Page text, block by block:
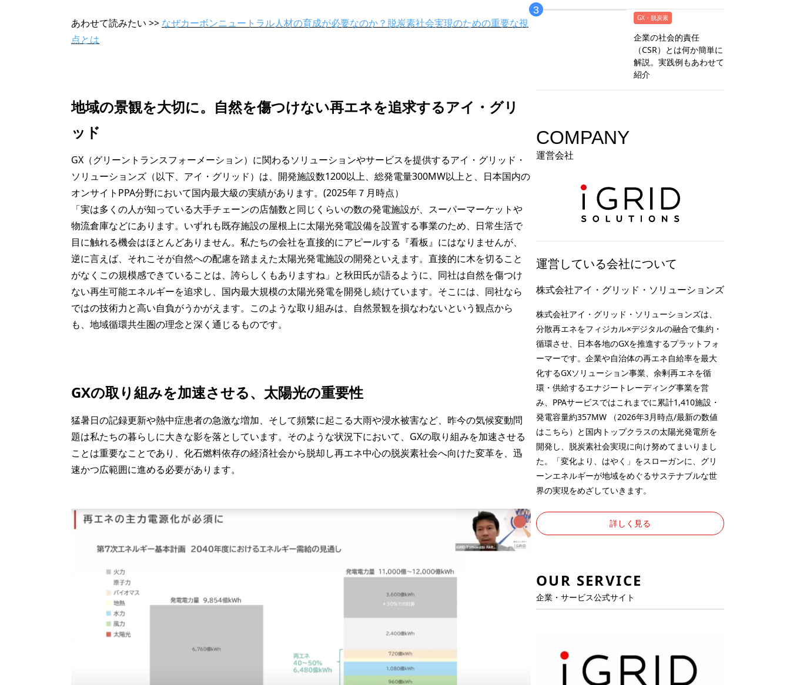
あわせて読みたい >> なぜカーボンニュートラル人材の育成が必要なのか？脱炭素社会実現のための重要な視
点とは
地域の景観を大切に。自然を傷つけない再エネを追求するアイ・グリ
ッド
GX（グリーントランスフォーメーション）に関わるソリューションやサービスを提供するアイ・グリッド・
ソリューションズ（以下、アイ・グリッド）は、開発施設数1200以上、総発電量300MW以上と、日本国内の
オンサイトPPA分野において国内最大級の実績があります。(2025年７月時点）
「実は多くの人が知っている大手チェーンの店舗数と同じくらいの数の発電施設が、スーパーマーケットや
物流倉庫などにあります。いずれも既存施設の屋根上に太陽光発電設備を設置する事業のため、日常生活で
目に触れる機会はほとんどありません。私たちの会社を直接的にアピールする『看板』にはなりませんが、
逆に言えば、それこそが自然への配慮を踏まえた太陽光発電施設の開発といえます。直接的に木を切ること
がなくこの規模感できていることは、誇らしくもありますね」と秋田氏が語るように、同社は自然を傷つけ
ない再生可能エネルギーを追求し、国内最大規模の太陽光発電を開発し続けています。そこには、同社なら
ではの技術力と高い自負がうかがえます。このような取り組みは、自然景観を損なわないという観点から
も、地域循環共生圏の理念と深く通じるものです。
GXの取り組みを加速させる、太陽光の重要性
猛暑日の記録更新や熱中症患者の急激な増加、そして頻繁に起こる大雨や浸水被害など、昨今の気候変動問
題は私たちの暮らしに大きな影を落としています。そのような状況下において、GXの取り組みを加速させる
ことは重要なことであり、化石燃料依存の経済社会から脱却し再エネ中心の脱炭素社会へ向けた変革を、迅
速かつ広範囲に進める必要があります。
GX・脱炭素
企業の社会的責任
（CSR）とは何か簡単に
解説。実践例もあわせて
紹介
COMPANY
運営会社
運営している会社について
株式会社アイ・グリッド・ソリューションズ
株式会社アイ・グリッド・ソリューションズは、
分散再エネをフィジカル×デジタルの融合で集約・
循環させ、日本各地のGXを推進するプラットフォ
ーマーです。企業や自治体の再エネ自給率を最大
化するGXソリューション事業、余剰再エネを循
環・供給するエナジートレーディング事業を営
み、PPAサービスではこれまでに累計1,410施設・
発電容量約357MW （2026年3月時点/最新の数値
はこちら ）と国内トップクラスの太陽光発電所を
開発し、脱炭素社会実現に向け努めてまいりまし
た。「変化より、はやく」をスローガンに、グリ
ーンエネルギーが地域をめぐるサステナブルな世
界の実現をめざしていきます。
詳しく見る
OUR SERVICE
企業・サービス公式サイト